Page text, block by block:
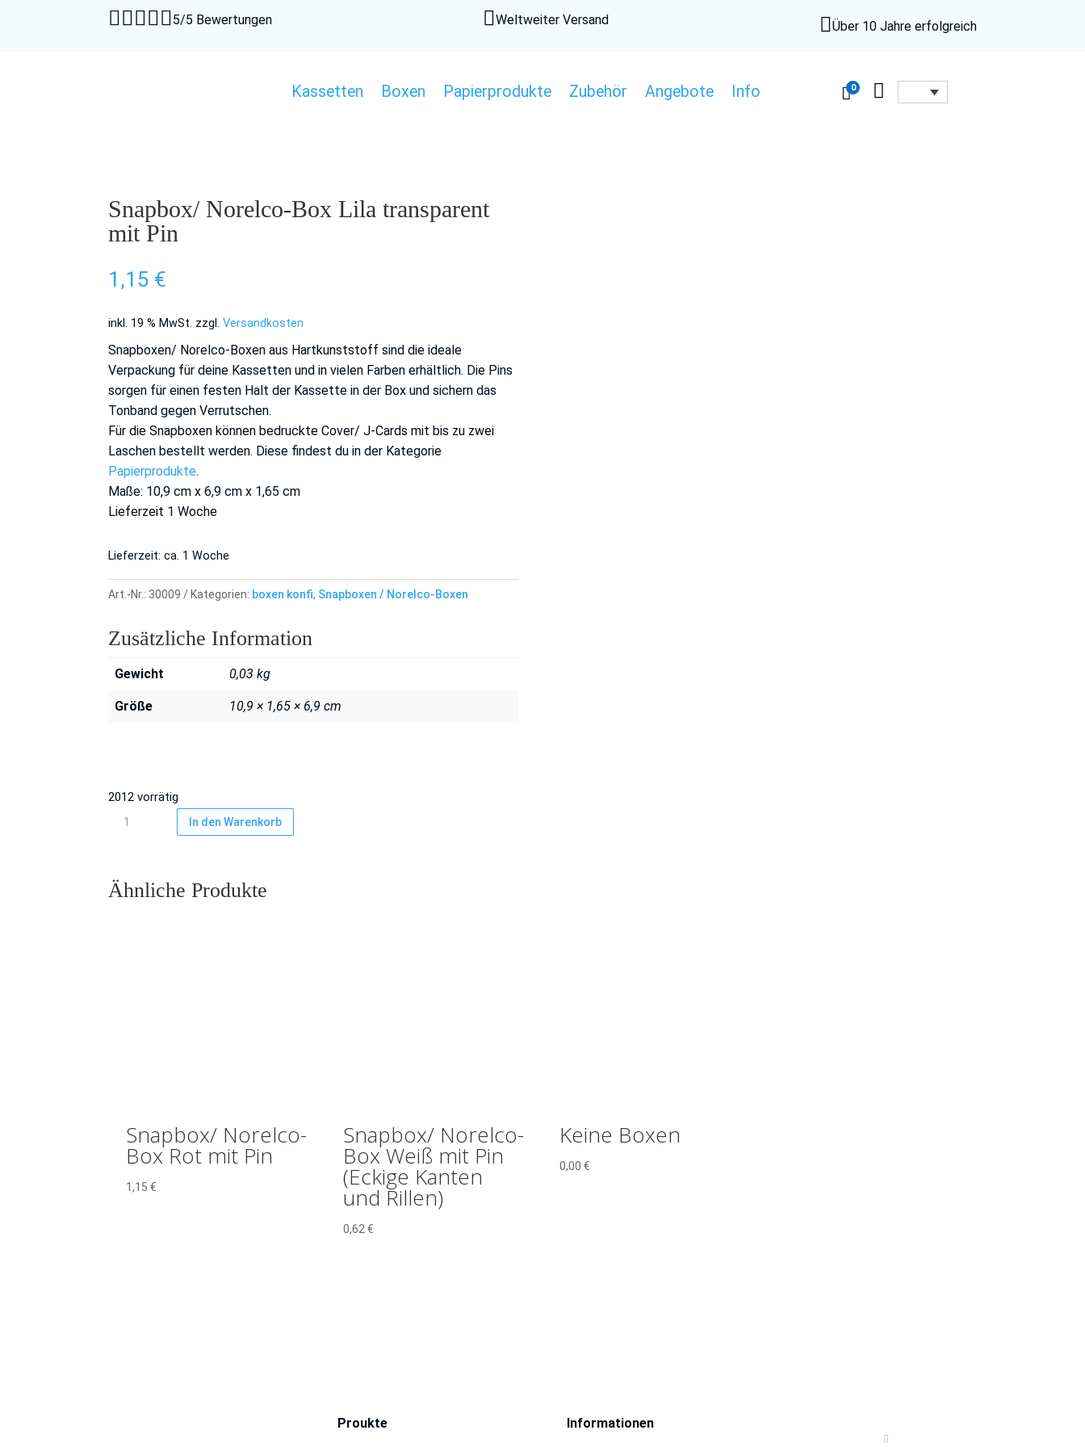
5/5 Bewertungen Weltweiter Versand Über 10 Jahre erfolgreich
Kassetten Boxen Papierprodukte Zubehör Angebote Info 0 
Snapbox/ Norelco-Box Lila transparent
mit Pin
1,15 €
inkl. 19 % MwSt. zzgl.Versandkosten
Snapboxen/ Norelco-Boxen aus Hartkunststoff sind die ideale
Verpackung für deine Kassetten und in vielen Farben erhältlich. Die Pins
sorgen für einen festen Halt der Kassette in der Box und sichern das
Tonband gegen Verrutschen.
Für die Snapboxen können bedruckte Cover/ J-Cards mit bis zu zwei
Laschen bestellt werden. Diese findest du in der Kategorie
Papierprodukte.
Maße: 10,9 cm x 6,9 cm x 1,65 cm
Lieferzeit 1 Woche
Lieferzeit:ca. 1 Woche
Art.-Nr.: 30009 Kategorien: boxen konfi, Snapboxen / Norelco-Boxen
Zusätzliche Information
Gewicht 0,03 kg
Größe 10,9 × 1,65 × 6,9 cm
2012 vorrätig
Snapbox/
Lila
transparent
In den Warenkorb
Ähnliche Produkte
Snapbox/ Norelco-
Box Rot mit Pin
1,15 €
Snapbox/ Norelco-
Box Weiß mit Pin
(Eckige Kanten
und Rillen)
0,62 €
Keine Boxen
0,00€
Proukte Informationen
